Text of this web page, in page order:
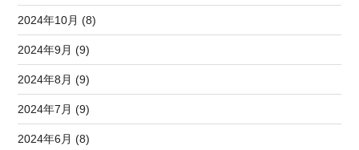
2024年10月 (8)
2024年9月 (9)
2024年8月 (9)
2024年7月 (9)
2024年6月 (8)